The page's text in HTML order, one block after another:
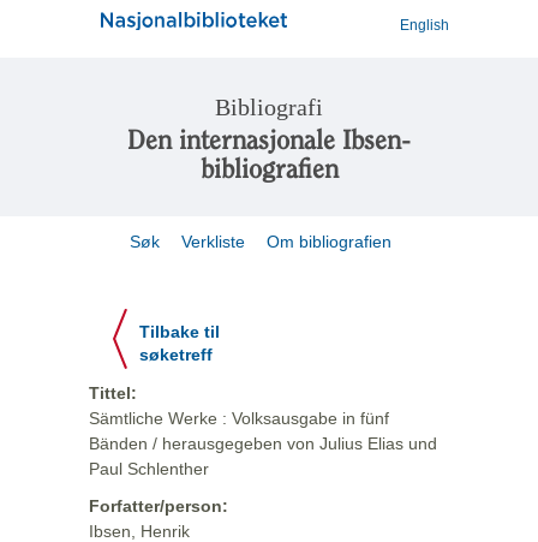
English
Bibliografi
Den internasjonale Ibsen-
bibliografien
Søk Verkliste Om bibliografien
Tilbake til
søketreff
Tittel:
Sämtliche Werke : Volksausgabe in fünf
Bänden / herausgegeben von Julius Elias und
Paul Schlenther
Forfatter/person:
Ibsen, Henrik